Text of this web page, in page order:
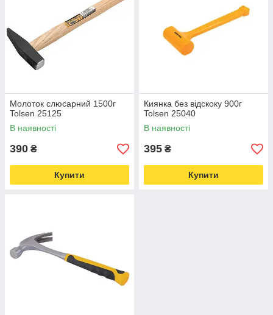
Молоток слюсарний 1500г
Tolsen 25125
В наявності
390 ₴
Купити
Киянка без відскоку 900г
Tolsen 25040
В наявності
395 ₴
Купити